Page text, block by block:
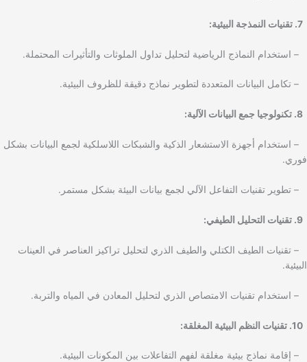
– استخدام النماذج الرياضية لتحليل تداول الملوثات والتأثيرات المحتملة.
– تكامل البيانات المتعددة لتطوير نماذج دقيقة للظروف البيئية.
– استخدام أجهزة الاستشعار الذكية والشبكات اللاسلكية لجمع البيانات بشكل
فوري.
– تطوير تقنيات التفاعل الآلي لجمع بيانات البيئة بشكل مستمر.
– تقنيات الطيف الكتلي والطيف الذري لتحليل تراكيز العناصر في العينات
البيئية.
– استخدام تقنيات الامتصاص الذري لتحليل المعادن في المياه والتربة.
– إقامة نماذج بيئية مغلقة لفهم التفاعلات بين المكونات البيئية.